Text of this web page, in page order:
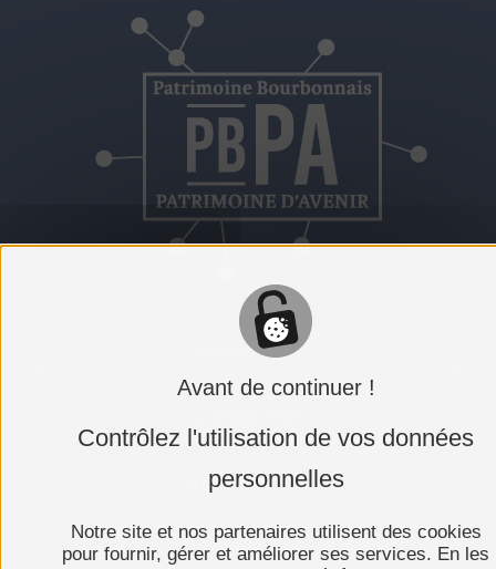
L'ASSOCIATION
ADHÉRER AU PBPA
PRESSE
Avant de continuer !
Contrôlez l'utilisation de vos données
personnelles
Notre site et nos partenaires utilisent des cookies
pour fournir, gérer et améliorer ses services. En les